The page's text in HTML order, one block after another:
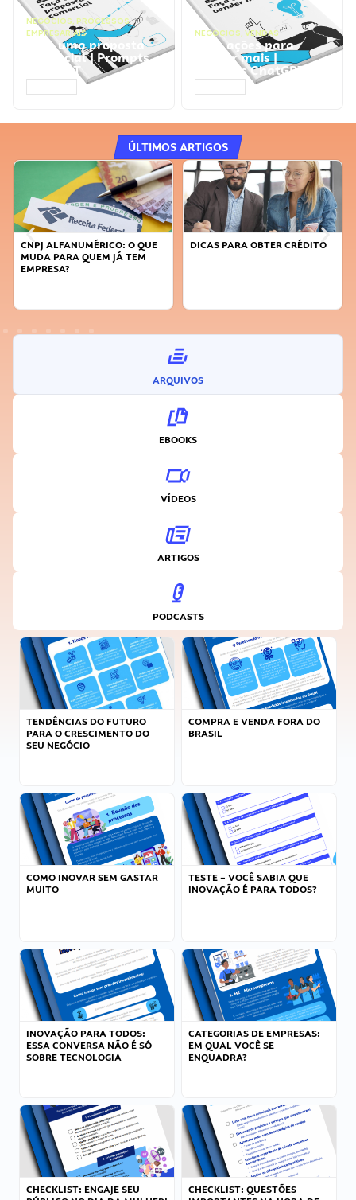
NEGÓCIOS, PROCESSOS
EMPRESARIAIS
Faça uma proposta
comercial | Prompts
ChatGPT
NEGÓCIOS, VENDAS
Faça ações para
vender mais |
Prompts ChatGPT
ÚLTIMOS ARTIGOS
CNPJ ALFANUMÉRICO: O QUE
MUDA PARA QUEM JÁ TEM
EMPRESA?
DICAS PARA OBTER CRÉDITO
ARQUIVOS
EBOOKS
VÍDEOS
ARTIGOS
PODCASTS
TENDÊNCIAS DO FUTURO
PARA O CRESCIMENTO DO
SEU NEGÓCIO
COMPRA E VENDA FORA DO
BRASIL
COMO INOVAR SEM GASTAR
MUITO
TESTE – VOCÊ SABIA QUE
INOVAÇÃO É PARA TODOS?
INOVAÇÃO PARA TODOS:
ESSA CONVERSA NÃO É SÓ
SOBRE TECNOLOGIA
CATEGORIAS DE EMPRESAS:
EM QUAL VOCÊ SE
ENQUADRA?
CHECKLIST: ENGAJE SEU
CHECKLIST: QUESTÕES